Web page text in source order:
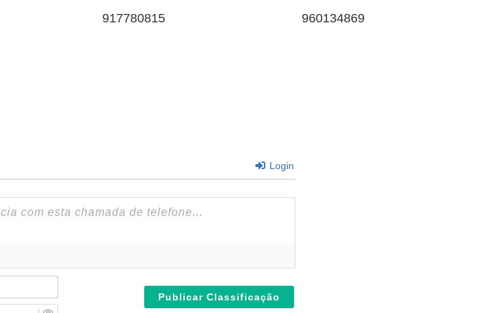
917780815 960134869
Login
N
m